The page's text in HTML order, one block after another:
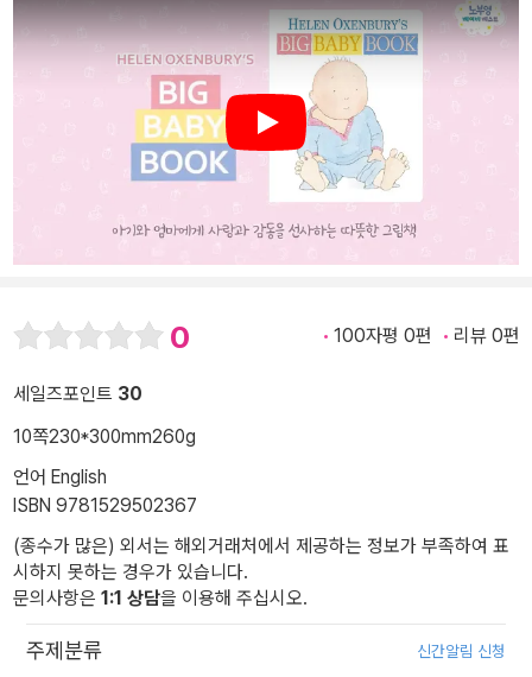
Play
0 100자평 0편 리뷰 0편
세일즈포인트 30
10쪽230*300mm260g
언어 English
ISBN 9781529502367
(종수가 많은) 외서는 해외거래처에서 제공하는 정보가 부족하여 표
시하지 못하는 경우가 있습니다.
문의사항은 1:1 상담을 이용해 주십시오.
주제분류 신간알림 신청